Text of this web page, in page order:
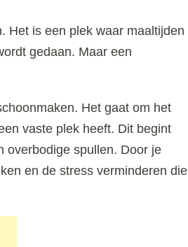
Het is een plek waar maaltijden
gedaan. Maar een
Het gaat om het
vaste plek heeft. Dit begint
overbodige spullen. Door je
en de stress verminderen die